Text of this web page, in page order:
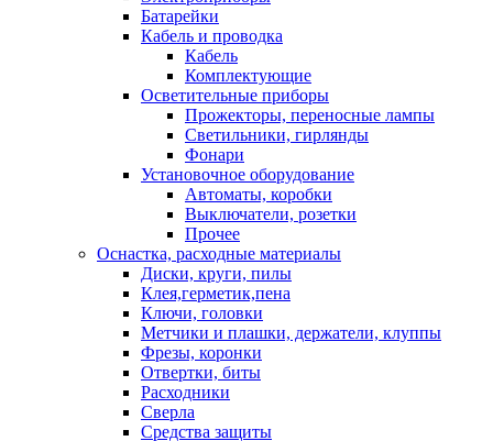
Батарейки
Кабель и проводка
Кабель
Комплектующие
Осветительные приборы
Прожекторы, переносные лампы
Светильники, гирлянды
Фонари
Установочное оборудование
Автоматы, коробки
Выключатели, розетки
Прочее
Оснастка, расходные материалы
Диски, круги, пилы
Клея,герметик,пена
Ключи, головки
Метчики и плашки, держатели, клуппы
Фрезы, коронки
Отвертки, биты
Расходники
Сверла
Средства защиты